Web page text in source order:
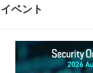
イベント